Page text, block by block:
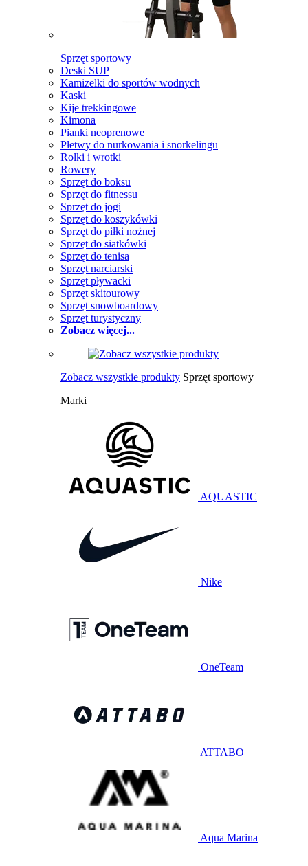
Sprzęt sportowy
Deski SUP
Kamizelki do sportów wodnych
Kaski
Kije trekkingowe
Kimona
Pianki neoprenowe
Płetwy do nurkowania i snorkelingu
Rolki i wrotki
Rowery
Sprzęt do boksu
Sprzęt do fitnessu
Sprzęt do jogi
Sprzęt do koszykówki
Sprzęt do piłki nożnej
Sprzęt do siatkówki
Sprzęt do tenisa
Sprzęt narciarski
Sprzęt pływacki
Sprzęt skitourowy
Sprzęt snowboardowy
Sprzęt turystyczny
Zobacz więcej...
Zobacz wszystkie produkty Sprzęt sportowy
Marki
AQUASTIC
Nike
OneTeam
ATTABO
Aqua Marina